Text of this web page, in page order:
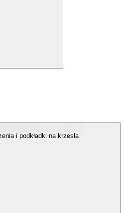
i podkładki na krzesła